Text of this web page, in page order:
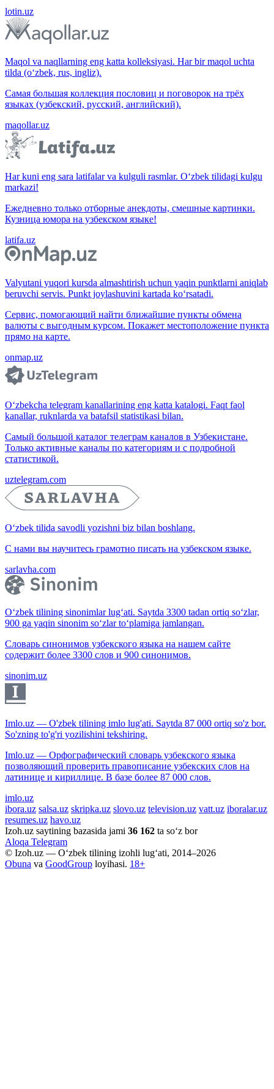
lotin.uz
Maqol va naqllarning eng katta kolleksiyasi. Har bir maqol uchta
tilda (o‘zbek, rus, ingliz).
Самая большая коллекция пословиц и поговорок на трёх
языках (узбекский, русский, английский).
maqollar.uz
Har kuni eng sara latifalar va kulguli rasmlar. O‘zbek tilidagi kulgu
markazi!
Ежедневно только отборные анекдоты, смешные картинки.
Кузница юмора на узбекском языке!
latifa.uz
Valyutani yuqori kursda almashtirish uchun yaqin punktlarni aniqlab
beruvchi servis. Punkt joylashuvini kartada ko‘rsatadi.
Сервис, помогающий найти ближайшие пункты обмена
валюты с выгодным курсом. Покажет местоположение пункта
прямо на карте.
onmap.uz
O‘zbekcha telegram kanallarining eng katta katalogi. Faqt faol
kanallar, ruknlarda va batafsil statistikasi bilan.
Самый большой каталог телеграм каналов в Узбекистане.
Только активные каналы по категориям и с подробной
статистикой.
uztelegram.com
O‘zbek tilida savodli yozishni biz bilan boshlang.
С нами вы научитесь грамотно писать на узбекском языке.
sarlavha.com
O‘zbek tilining sinonimlar lug‘ati. Saytda 3300 tadan ortiq so‘zlar,
900 ga yaqin sinonim so‘zlar to‘plamiga jamlangan.
Словарь синонимов узбекского языка на нашем сайте
содержит более 3300 слов и 900 синонимов.
sinonim.uz
Imlo.uz — O'zbek tilining imlo lug'ati. Saytda 87 000 ortiq so'z bor.
So'zning to'g'ri yozilishini tekshiring.
Imlo.uz — Орфографический словарь узбекского языка
позволяющий проверить правописание узбекских слов на
латинице и кириллице. В базе более 87 000 слов.
imlo.uz
ibora.uz salsa.uz skripka.uz slovo.uz television.uz vatt.uz iboralar.uz
resumes.uz havo.uz
Izoh.uz saytining bazasida jami 36 162 ta so‘z bor
Aloqa Telegram
© Izoh.uz — O‘zbek tilining izohli lug‘ati, 2014–2026
Obuna va GoodGroup loyihasi. 18+